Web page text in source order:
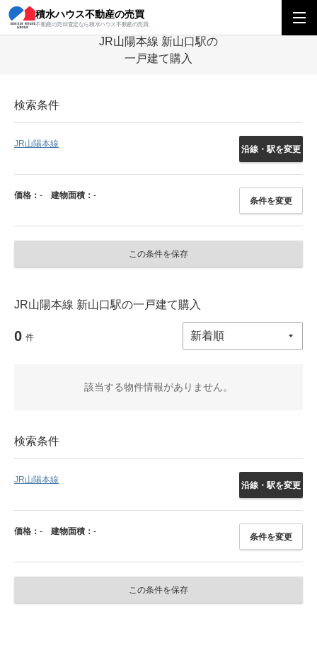
積水ハウス不動産の売買
不動産の売却査定なら積水ハウス不動産の売買
積水ハウス不動産の売買 中四国エリア JR山陽本線
JR山陽本線 新山口駅の
一戸建て購入
検索条件
JR山陽本線
沿線・駅を変更
価格： - 建物面積： -
条件を変更
この条件を保存
JR山陽本線 新山口駅の一戸建て購入
0 件
該当する物件情報がありません。
検索条件
JR山陽本線
沿線・駅を変更
価格： - 建物面積： -
条件を変更
この条件を保存